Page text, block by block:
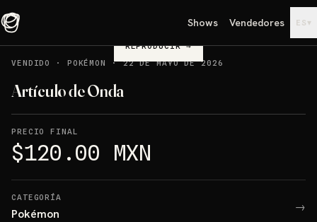
Shows Vendedores ES ▾
REPRODUCIR→
VENDIDO
· POKÉMON ·22 DE MAYO DE 2026
Artículo de Onda
PRECIO FINAL
$120.00 MXN
CATEGORÍA
Pokémon →